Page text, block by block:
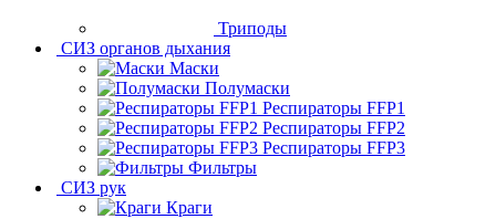
Триподы
СИЗ органов дыхания
Маски
Полумаски
Респираторы FFP1
Респираторы FFP2
Респираторы FFP3
Фильтры
СИЗ рук
Краги